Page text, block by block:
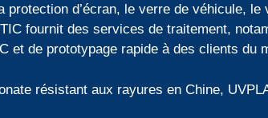
protection d’écran, le verre de véhicule,
fournit des services de traitement,
et de prototypage rapide à des clients du
résistant aux rayures en Chine,